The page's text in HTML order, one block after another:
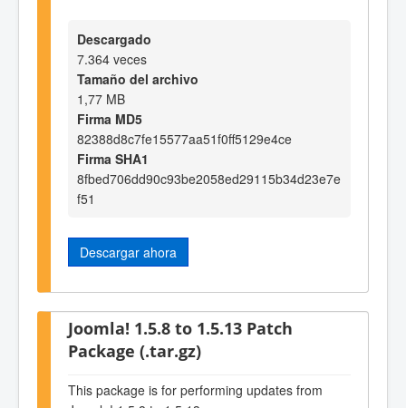
Descargado
7.364 veces
Tamaño del archivo
1,77 MB
Firma MD5
82388d8c7fe15577aa51f0ff5129e4ce
Firma SHA1
8fbed706dd90c93be2058ed29115b34d23e7e
f51
Descargar ahora
Joomla! 1.5.8 to 1.5.13 Patch
Package (.tar.gz)
This package is for performing updates from